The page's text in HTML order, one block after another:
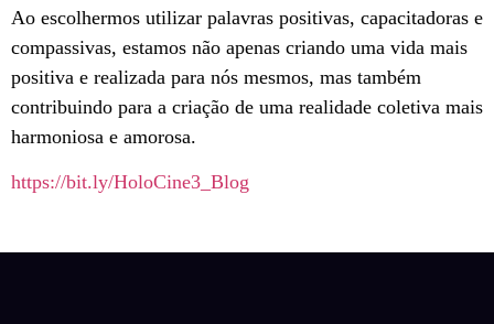
Ao escolhermos utilizar palavras positivas, capacitadoras e
compassivas, estamos não apenas criando uma vida mais
positiva e realizada para nós mesmos, mas também
contribuindo para a criação de uma realidade coletiva mais
harmoniosa e amorosa.
https://bit.ly/HoloCine3_Blog